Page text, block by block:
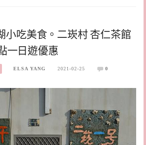
小吃美食。二崁村 杏仁茶館
一日遊優惠
ELSA YANG 2021-02-25 0